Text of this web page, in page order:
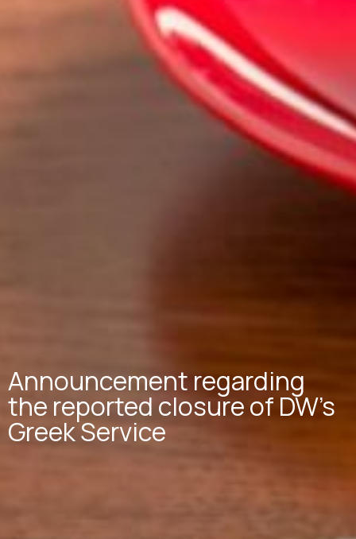
Announcement regarding
the reported closure of DW’s
Greek Service